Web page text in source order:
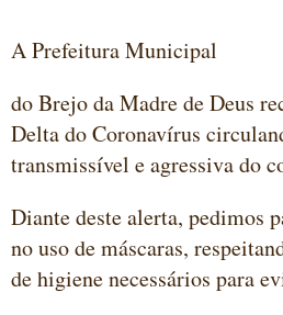
A Prefeitura Municipal
do Brejo da Madre de Deus
Delta do Coronavírus
transmissível e agressiva do
Diante deste alerta, pedimos
no uso de máscaras,
de higiene necessários para